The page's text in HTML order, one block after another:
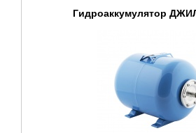
Гидроаккумулятор